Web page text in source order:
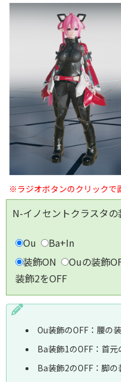
※ラジオボタンのクリックで
N-イノセントクラスタの
Ou
Ba+In
装飾ON
Ouの装飾
装飾2をOFF
Ou装飾のOFF：腰の
Ba装飾1のOFF：首
Ba装飾2のOFF：脚の